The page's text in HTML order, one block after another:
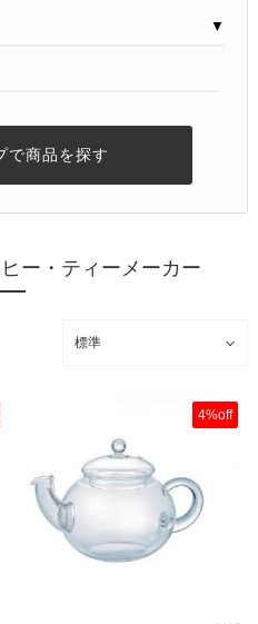
▼
で商品を探す
ー・ティーメーカー
4%off